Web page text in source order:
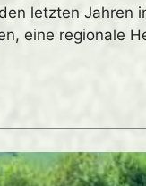
letzten Jahren
eine regionale